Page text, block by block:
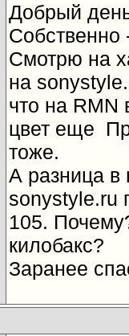
Добрый
Собственно
Смотрю на
на
что на RMN
цвет еще
тоже.
А разница в
sonystyle.ru
105.
килобакс?
Заранее